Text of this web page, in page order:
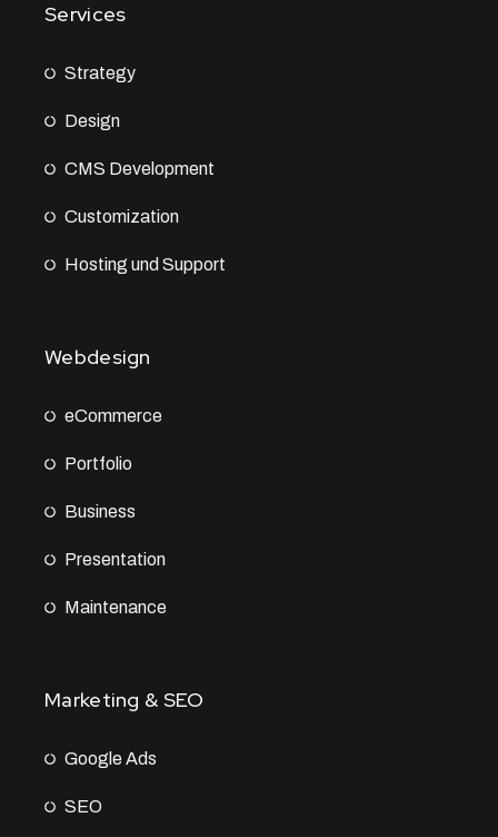
Services
Strategy
Design
CMS Development
Customization
Hosting und Support
Webdesign
eCommerce
Portfolio
Business
Presentation
Maintenance
Marketing & SEO
Google Ads
SEO